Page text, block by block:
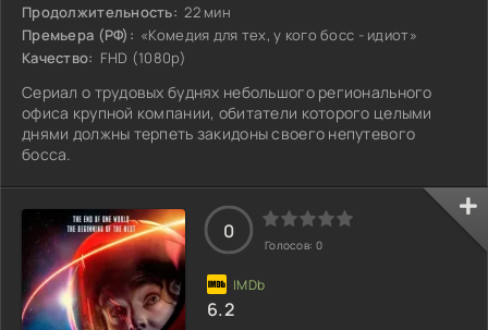
Продолжительность: 22 мин
Премьера (РФ): «Комедия для тех, у кого босс - идиот»
Качество: FHD (1080p)
Сериал о трудовых буднях небольшого регионального
офиса крупной компании, обитатели которого целыми
днями должны терпеть закидоны своего непутевого
босса.
0
Голосов: 0
6.2